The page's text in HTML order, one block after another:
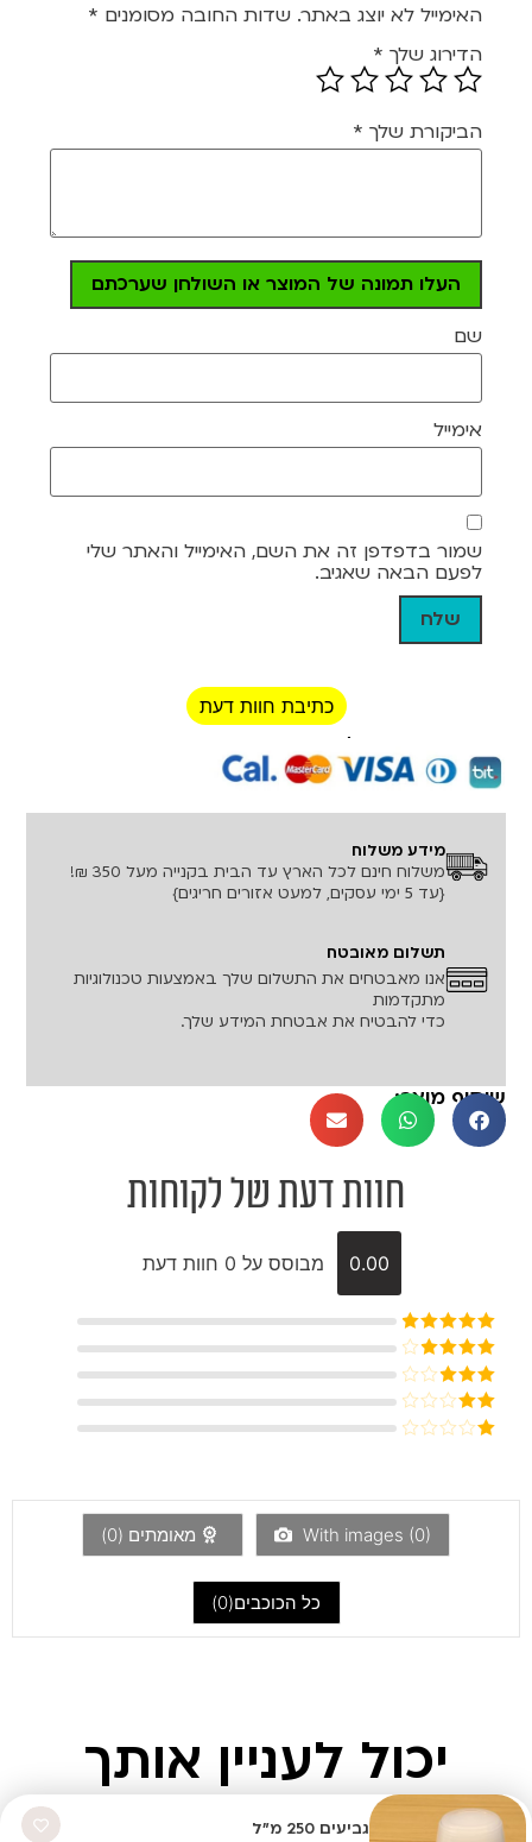
האימייל לא יוצג באתר. שדות החובה מסומנים *
הדירוג שלך *
הביקורת שלך *
העלו תמונה של המוצר או השולחן שערכתם
שם
אימייל
שמור בדפדפן זה את השם, האימייל והאתר שלי
לפעם הבאה שאגיב.
כתיבת חוות דעת
רכישה מאובטחת!
מידע משלוח
משלוח חינם לכל הארץ עד הבית בקנייה מעל 350 ₪!
{עד 5 ימי עסקים, למעט אזורים חריגים}
תשלום מאובטח
אנו מאבטחים את התשלום שלך באמצעות טכנולוגיות
מתקדמות
כדי להבטיח את אבטחת המידע שלך.
שיתוף מוצר:
חוות דעת של לקוחות
0.00 מבוסס על 0 חוות דעת
דורג5מתוך
דורג4
מתוך 5
דורג3
דורג
5
With images (0) מאומתים (0
)
כל הכוכבים(0
)
יכול לעניין אותך
גביעים 250 מ"ל